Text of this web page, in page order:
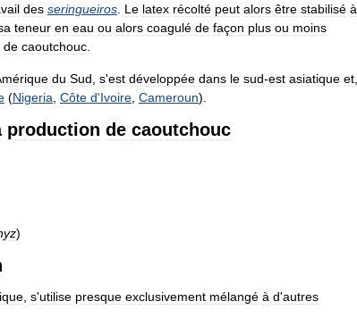
des seringueiros Le latex récolté peut alors être stabilisé à
teneur en eau ou alors coagulé de façon plus ou moins
de caoutchouc
du Sud s'est développée dans le sud-est asiatique et
(Nigeria Côte d'Ivoire Cameroun).
production de caoutchouc
)
s'utilise presque exclusivement mélangé à d'autres